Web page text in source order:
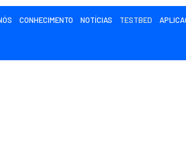
CONHECIMENTO NOTÍCIAS TESTBED